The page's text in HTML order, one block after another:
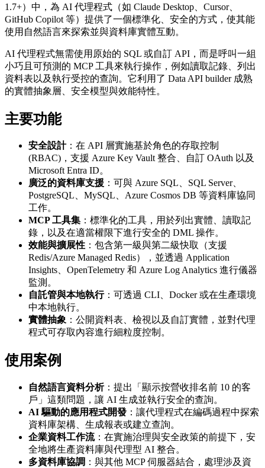
1.7+）中，為 AI 代理程式（如 Claude Desktop、Cursor、
GitHub Copilot 等）提供了一個標準化、安全的方式，使其能
使用自然語言來探索並與資料庫實體互動。
AI 代理程式無需使用原始的 SQL 或自訂 API，而是呼叫一組
小巧且可預測的 MCP 工具來執行操作，例如讀取記錄、列出
資料表以及執行受控的查詢。它利用了 Data API builder 成熟
的實體抽象層、安全模型與效能特性。
主要功能
安全設計：在 API 層實施基於角色的存取控制
(RBAC)，支援 Azure Key Vault 整合、自訂 OAuth 以及
Microsoft Entra ID。
廣泛的資料庫支援 ：可與 Azure SQL、SQL Server、
PostgreSQL、MySQL、Azure Cosmos DB 等資料庫協同
工作。
MCP 工具集 ：標準化的工具，用於列出實體、讀取記
錄，以及在適當權限下進行安全的 DML 操作。
效能與擴展性 ：包含第一級與第二級快取（支援
Redis/Azure Managed Redis），並透過 Application
Insights、OpenTelemetry 和 Azure Log Analytics 進行儀器
監測。
自託管與本地執行：可透過 CLI、Docker 或在生產環境
中本地執行。
實體抽象 ：公開資料表、檢視以及自訂實體，並對代理
程式可存取內容進行細粒度控制。
使用案例
自然語言資料分析：提出「顯示按營收排名前 10 的客
戶」這類問題，讓 AI 生成並執行安全的查詢。
AI 驅動的應用程式開發 ：讓代理程式在編碼過程中探索
資料庫架構、生成報表或建立查詢。
企業資料工作流：在實施治理與安全政策的前提下，安
全地將生產資料庫與代理型 AI 整合。
多資料庫協調 ：與其他 MCP 伺服器結合，處理涉及資